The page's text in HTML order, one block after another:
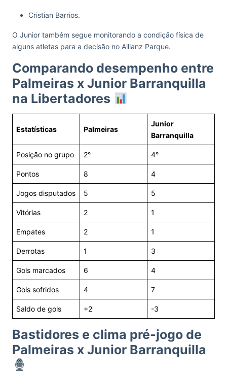
Cristian Barrios.
O Junior também segue monitorando a condição física de
alguns atletas para a decisão no Allianz Parque.
Comparando desempenho entre
Palmeiras x Junior Barranquilla
na Libertadores
Estatísticas Palmeiras
Junior
Barranquilla
Posição no grupo 2° 4°
Pontos 8 4
Jogos disputados 5 5
Vitórias 2 1
Empates 2 1
Derrotas 1 3
Gols marcados 6 4
Gols sofridos 4 7
Saldo de gols +2 -3
Bastidores e clima pré-jogo de
Palmeiras x Junior Barranquilla